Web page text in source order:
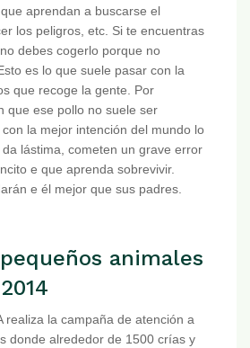
aprendan a buscarse el
los peligros, etc. Si te encuentras
debes cogerlo porque no
es lo que suele pasar con la
que recoge la gente. Por
que ese pollo no suele ser
la mejor intención del mundo lo
lástima, cometen un grave error
e que aprenda sobrevivir.
e él mejor que sus padres.
animales
realiza la campaña de atención a
donde alrededor de 1500 crías y